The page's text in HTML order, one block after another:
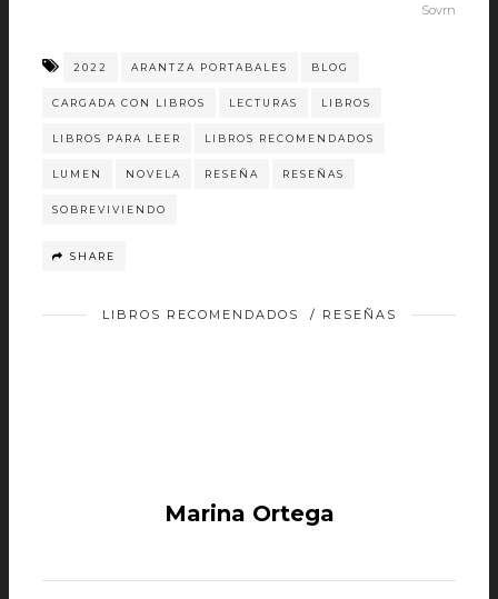
Sovrn
2022 ARANTZA PORTABALES BLOG
CARGADA CON LIBROS LECTURAS LIBROS
LIBROS PARA LEER LIBROS RECOMENDADOS
LUMEN NOVELA RESEÑA RESEÑAS
SOBREVIVIENDO
SHARE
LIBROS RECOMENDADOS / RESEÑAS
Marina Ortega